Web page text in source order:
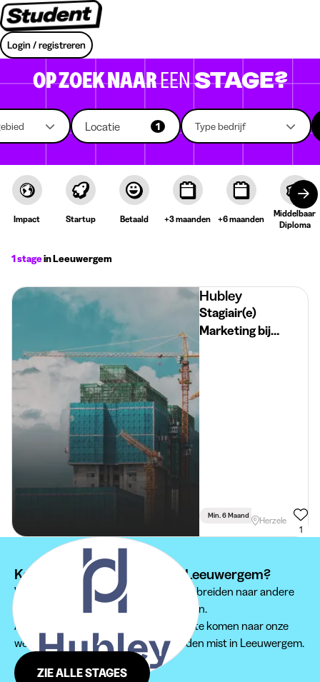
Login / registreren
OP ZOEK NAAREENSTAGE?
Locatie 1 Type bedrijf
Impact Startup Betaald +3 maanden +6 maanden
Middelbaar
Diploma
1 stagein Leeuwergem
Hubley
Stagiair(e)
Marketing bij
Hubley
Min. 6 Maand Voltijds
Herzele
1
Kan je je stage niet vinden in Leeuwergem?
Wij raden je aan om je zoektocht uit te breiden naar andere
regio's om een passende stage te vinden.
Aarzel zeker niet om regelmatig terug te komen naar onze
website, zodat je geen jobmogelijkheden mist in Leeuwergem.
ZIE ALLE STAGES